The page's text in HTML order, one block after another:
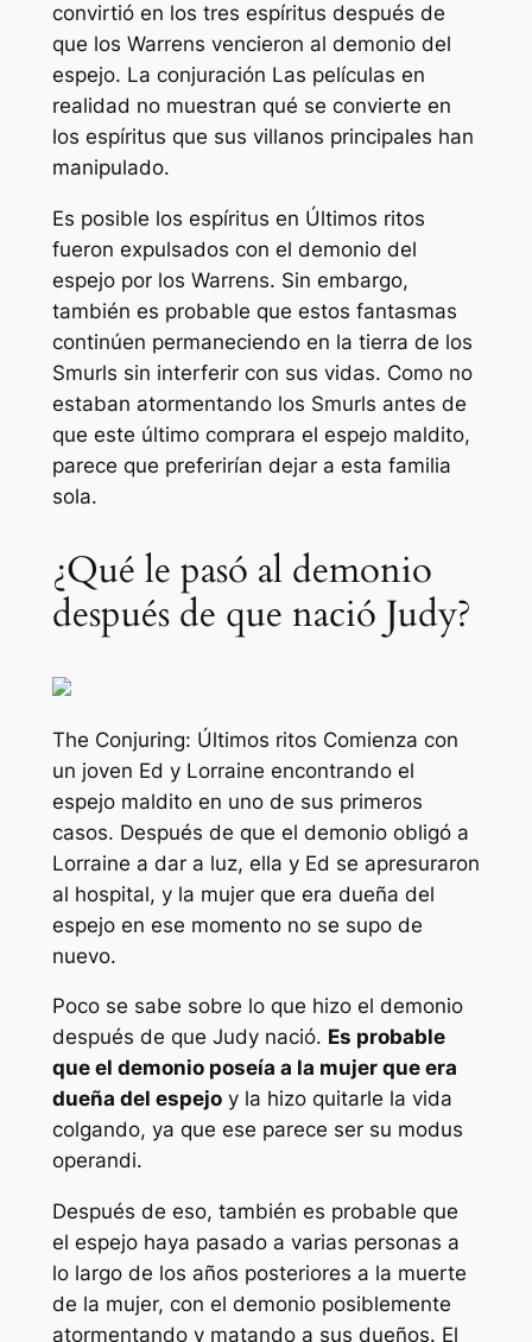
convirtió en los tres espíritus después de
que los Warrens vencieron al demonio del
espejo. La conjuración Las películas en
realidad no muestran qué se convierte en
los espíritus que sus villanos principales han
manipulado.
Es posible los espíritus en Últimos ritos
fueron expulsados ​​con el demonio del
espejo por los Warrens. Sin embargo,
también es probable que estos fantasmas
continúen permaneciendo en la tierra de los
Smurls sin interferir con sus vidas. Como no
estaban atormentando los Smurls antes de
que este último comprara el espejo maldito,
parece que preferirían dejar a esta familia
sola.
¿Qué le pasó al demonio
después de que nació Judy?
The Conjuring: Últimos ritos Comienza con
un joven Ed y Lorraine encontrando el
espejo maldito en uno de sus primeros
casos. Después de que el demonio obligó a
Lorraine a dar a luz, ella y Ed se apresuraron
al hospital, y la mujer que era dueña del
espejo en ese momento no se supo de
nuevo.
Poco se sabe sobre lo que hizo el demonio
después de que Judy nació. Es probable
que el demonio poseía a la mujer que era
dueña del espejoy la hizo quitarle la vida
colgando, ya que ese parece ser su modus
operandi.
Después de eso, también es probable que
el espejo haya pasado a varias personas a
lo largo de los años posteriores a la muerte
de la mujer, con el demonio posiblemente
atormentando y matando a sus dueños. El